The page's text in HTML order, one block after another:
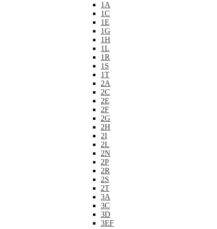
1A
1C
1E
1G
1H
1L
1R
1S
1T
2A
2C
2E
2F
2G
2H
2I
2L
2N
2P
2R
2S
2T
3A
3C
3D
3EF